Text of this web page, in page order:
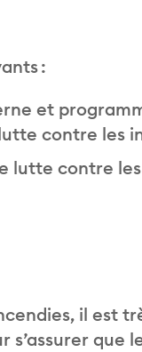
:
et
contre les
lutte contre
il est
que